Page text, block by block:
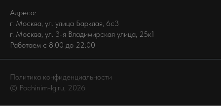
Адреса:
г. Москва, ул. улица Барклая, 6с3
г. Москва, ул. 3-я Владимирская улица, 25к1
Работаем с 8:00 до 22:00
© Pochinim-lg.ru, 2026
Политика конфиденциальности